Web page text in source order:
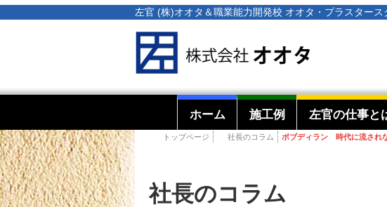
左官 (株)オオタ＆職業能力開発校 オオタ・プラスター
ホーム 施工例 左官の仕事と
トップページ 社長のコラム ボブディラン 時代に流され
社長のコラム